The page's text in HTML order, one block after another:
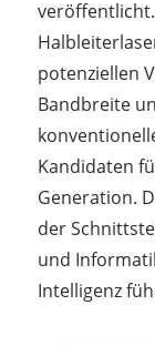
veröffentlicht.
potenziellen
Bandbreite
Kandidaten
Generation.
der
und
Intelligenz